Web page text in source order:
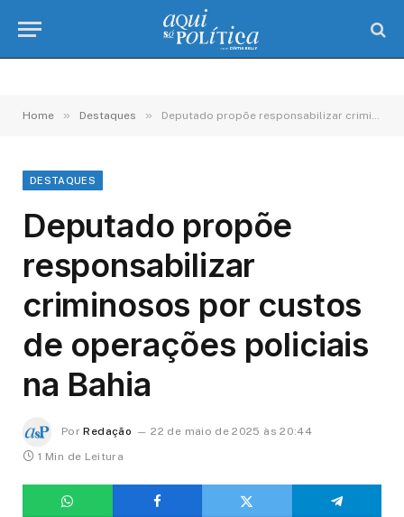
Home » Destaques » Deputado propõe responsabilizar criminosos por custos de operações policiais na Bahia
DESTAQUES
Deputado propõe
responsabilizar
criminosos por custos
de operações policiais
na Bahia
Por Redação
22 de maio de 2025 às 20:44
1 Min de Leitura